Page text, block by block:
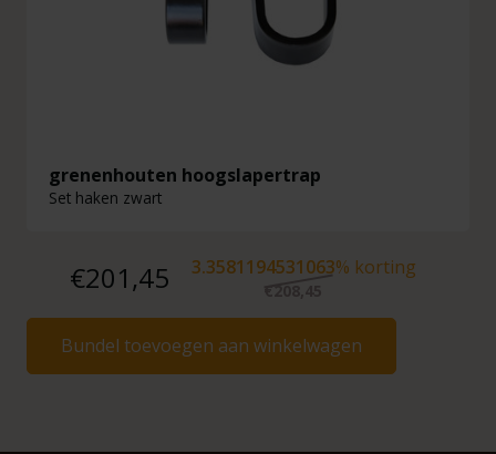
grenenhouten hoogslapertrap
Set haken zwart
€201,45 3.3581194531063% korting
Bundel toevoegen aan winkelwagen